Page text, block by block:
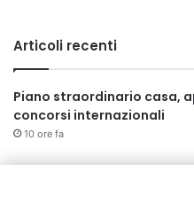
Articoli recenti
Piano straordinario casa,
concorsi internazionali
10 ore fa